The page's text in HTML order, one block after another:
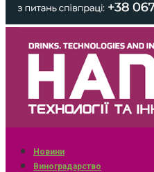
Новини
Виноградарство